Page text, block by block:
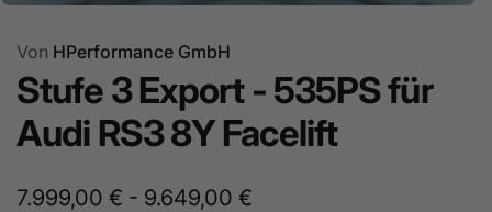
Von HPerformance GmbH
Stufe 3 Export - 535PS für
Audi RS3 8Y Facelift
7.999,00 € - 9.649,00 €